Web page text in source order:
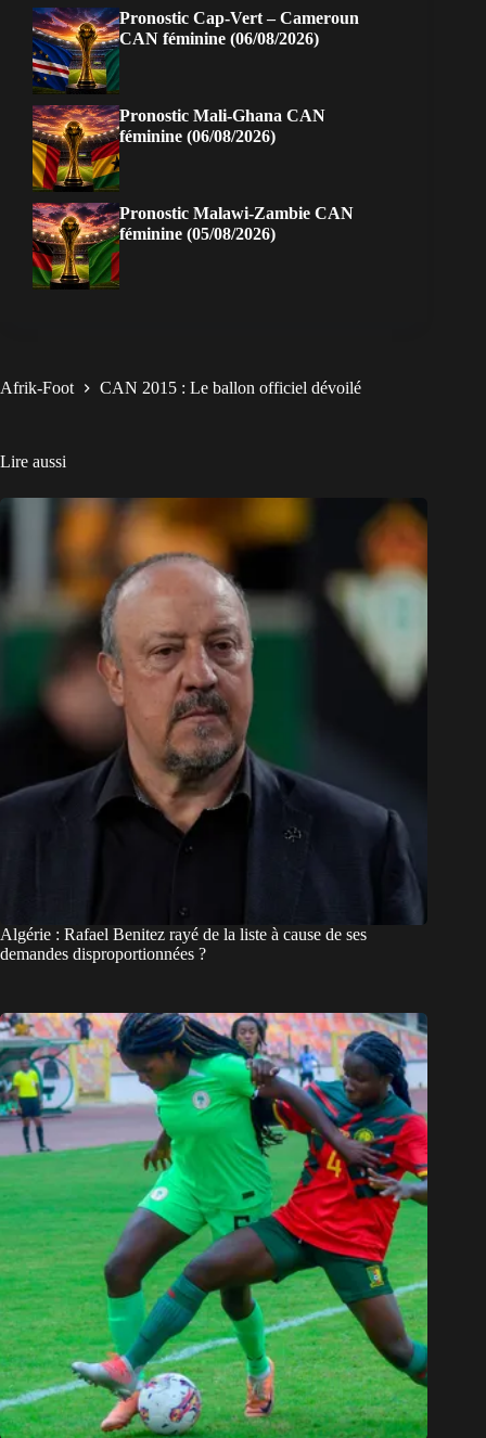
Pronostic Cap-Vert – Cameroun
CAN féminine (06/08/2026)
Pronostic Mali-Ghana CAN
féminine (06/08/2026)
Pronostic Malawi-Zambie CAN
féminine (05/08/2026)
Afrik-Foot CAN 2015 : Le ballon officiel dévoilé
Lire aussi
Algérie : Rafael Benitez rayé de la liste à cause de ses
demandes disproportionnées ?